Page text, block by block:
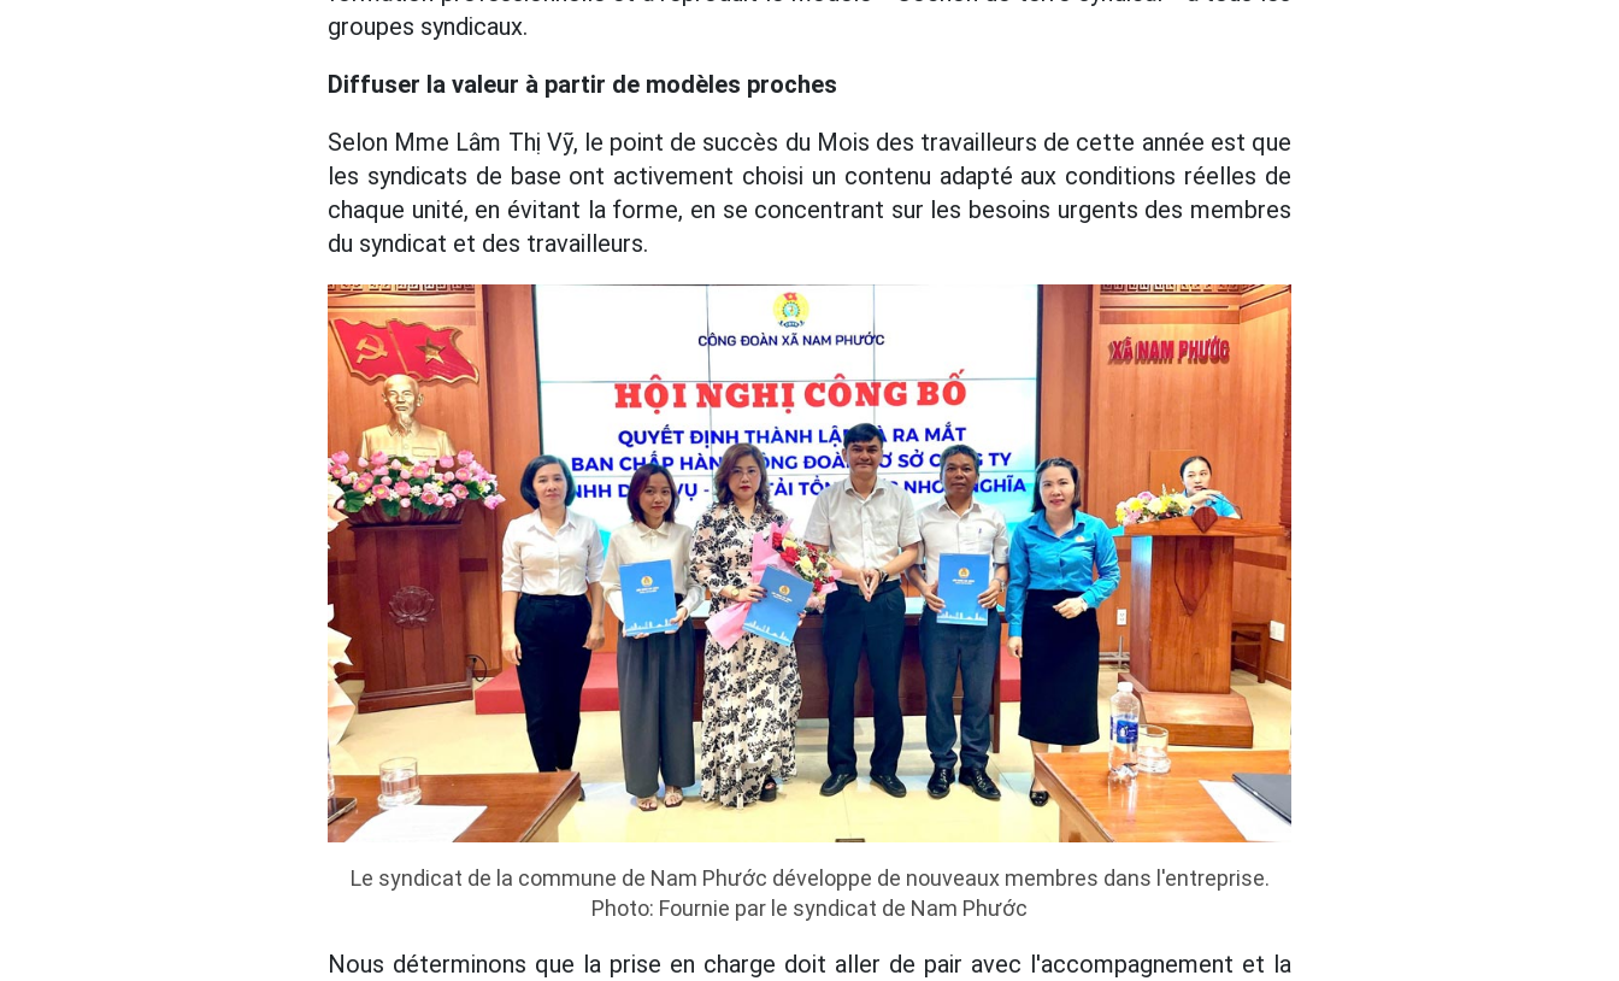
groupes syndicaux.
Diffuser la valeur à partir de modèles proches
Selon Mme Lâm Thị Vỹ, le point de succès du Mois des travailleurs de cette année est que
les syndicats de base ont activement choisi un contenu adapté aux conditions réelles de
chaque unité, en évitant la forme, en se concentrant sur les besoins urgents des membres
du syndicat et des travailleurs.
Le syndicat de la commune de Nam Phước développe de nouveaux membres dans l'entreprise.
Photo: Fournie par le syndicat de Nam Phước
Nous déterminons que la prise en charge doit aller de pair avec l'accompagnement et la